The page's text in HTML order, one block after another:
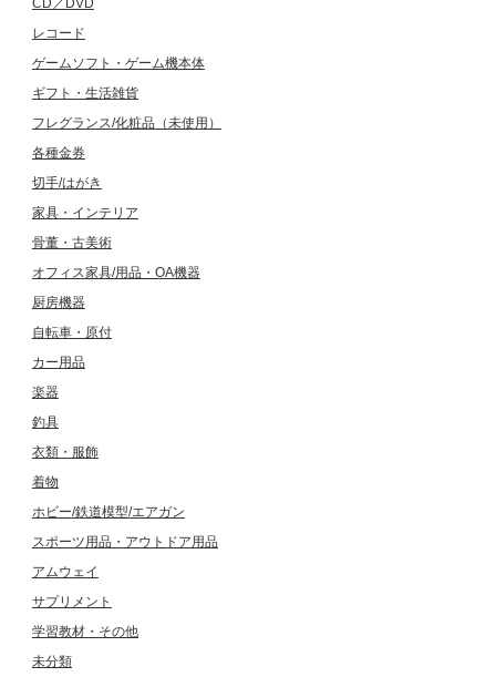
CD／DVD
レコード
ゲームソフト・ゲーム機本体
ギフト・生活雑貨
フレグランス/化粧品（未使用）
各種金券
切手/はがき
家具・インテリア
骨董・古美術
オフィス家具/用品・OA機器
厨房機器
自転車・原付
カー用品
楽器
釣具
衣類・服飾
着物
ホビー/鉄道模型/エアガン
スポーツ用品・アウトドア用品
アムウェイ
サプリメント
学習教材・その他
未分類